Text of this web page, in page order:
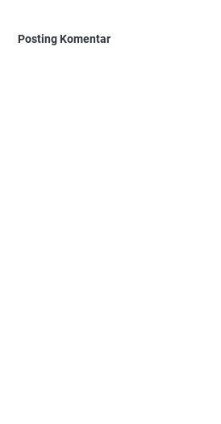
Posting Komentar